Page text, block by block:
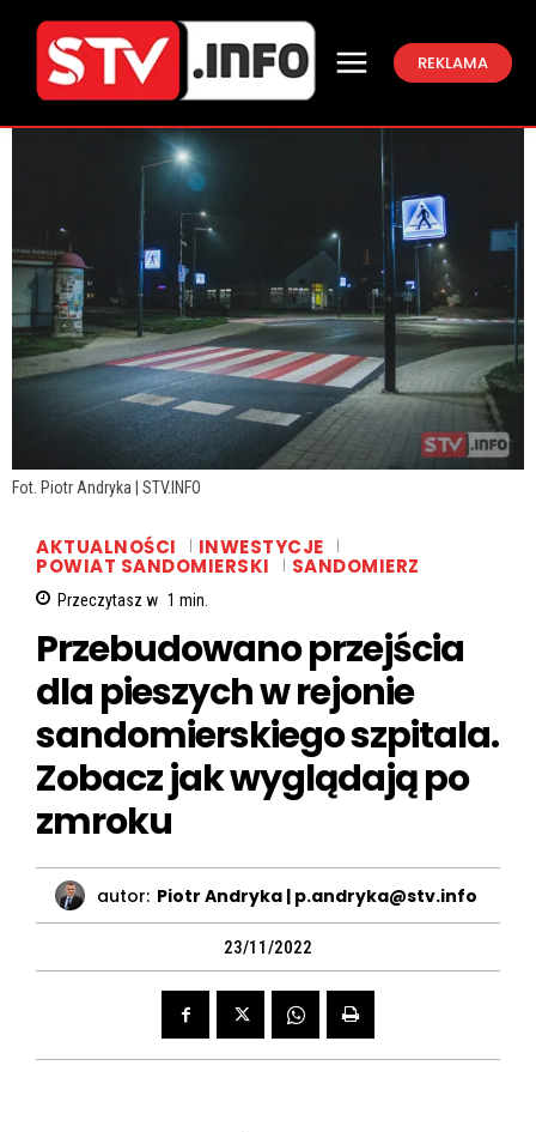
REKLAMA
Fot. Piotr Andryka | STV.INFO
AKTUALNOŚCI INWESTYCJE
POWIAT SANDOMIERSKI SANDOMIERZ
Przeczytasz w 1 min.
Przebudowano przejścia
dla pieszych w rejonie
sandomierskiego szpitala.
Zobacz jak wyglądają po
zmroku
autor: Piotr Andryka | p.andryka@stv.info
23/11/2022